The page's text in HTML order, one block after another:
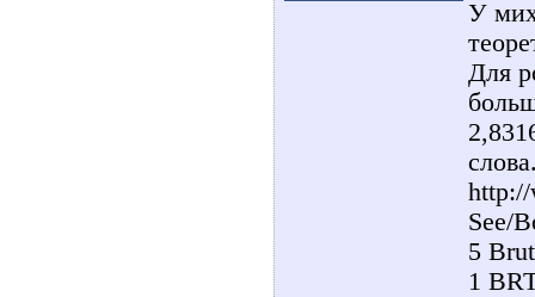
У
Для
http://
See/
5
1